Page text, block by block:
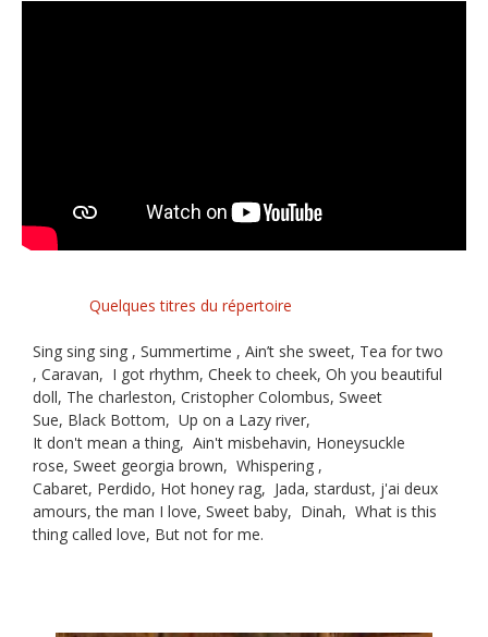
Quelques titres du répertoire
Sing sing sing , Summertime , Ain’t she sweet, Tea for two
, Caravan, I got rhythm, Cheek to cheek, Oh you beautiful
doll, The charleston, Cristopher Colombus, Sweet
Sue, Black Bottom, Up on a Lazy river,
It don't mean a thing, Ain't misbehavin, Honeysuckle
rose, Sweet georgia brown, Whispering ,
Cabaret, Perdido, Hot honey rag, Jada, stardust, j'ai deux
amours, the man I love, Sweet baby, Dinah, What is this
thing called love, But not for me.